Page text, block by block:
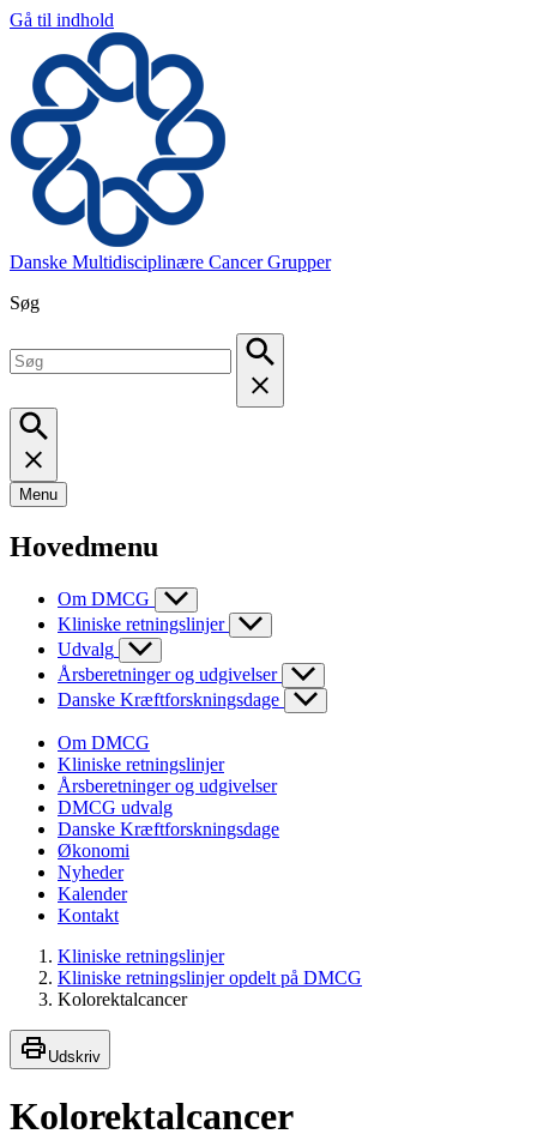
Gå til indhold
Danske Multidisciplinære Cancer Grupper
Søg
Menu
Hovedmenu
Om DMCG
Kliniske retningslinjer
Udvalg
Årsberetninger og udgivelser
Danske Kræftforskningsdage
Om DMCG
Kliniske retningslinjer
Årsberetninger og udgivelser
DMCG udvalg
Danske Kræftforskningsdage
Økonomi
Nyheder
Kalender
Kontakt
Kliniske retningslinjer
Kliniske retningslinjer opdelt på DMCG
Kolorektalcancer
Udskriv
Kolorektalcancer